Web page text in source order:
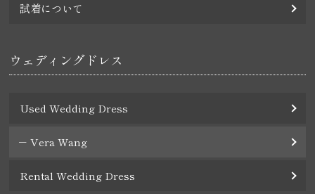
試着について
ウェディングドレス
Used Wedding Dress
Vera Wang
Rental Wedding Dress